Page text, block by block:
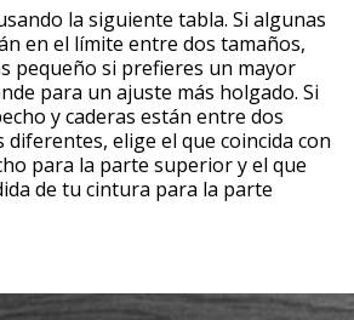
la siguiente tabla. Si algunas
en el límite entre dos tamaños,
pequeño si prefieres un mayor
para un ajuste más holgado. Si
y caderas están entre dos
elige el que coincida con
para la parte superior y el que
de tu cintura para la parte